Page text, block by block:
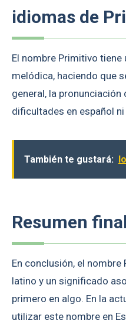
idiomas de
El nombre Primitivo tiene
melódica, haciendo que
general, la
dificultades en español
También te gustará:
Resumen
En conclusión, el
latino y un significado
primero en algo. En la
utilizar este nombre en